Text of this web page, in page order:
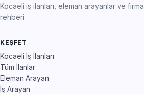
Kocaeli iş ilanları, eleman arayanlar ve firma
rehberi
KEŞFET
Kocaeli İş İlanları
Tüm İlanlar
Eleman Arayan
İş Arayan